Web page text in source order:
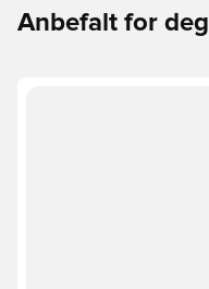
Anbefalt for deg